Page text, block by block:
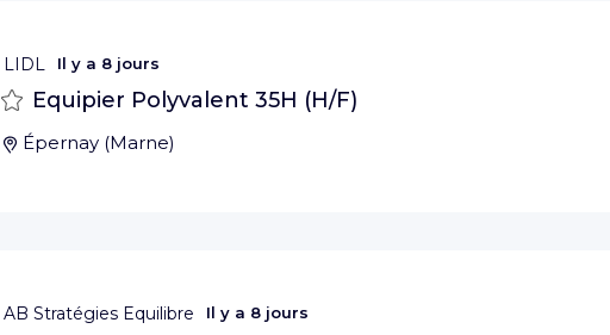
LIDL Il y a 8 jours
Sauvegarder
Equipier Polyvalent 35H (H/F)
Épernay(Marne)
AB Stratégies Equilibre Il y a 8 jours